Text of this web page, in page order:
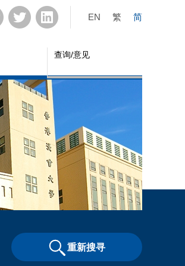
EN 繁 简
查询/意见
重新搜寻